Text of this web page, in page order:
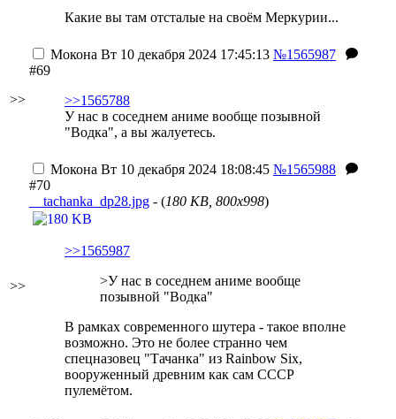
Какие вы там отсталые на своём Меркурии...
>>
Мокона Вт 10 декабря 2024 17:45:13 №1565987
#69
>>1565788
У нас в соседнем аниме вообще позывной
"Водка", а вы жалуетесь.
>>
Мокона Вт 10 декабря 2024 18:08:45 №1565988
#70
__tachanka_dp28.jpg - (180 KB, 800x998)
>>1565987
>У нас в соседнем аниме вообще
позывной "Водка"
В рамках современного шутера - такое вполне
возможно. Это не более странно чем
спецназовец "Тачанка" из Rainbow Six,
вооруженный древним как сам СССР
пулемётом.